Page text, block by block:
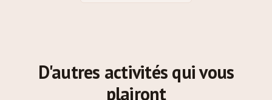
D'autres activités qui vous
plairont